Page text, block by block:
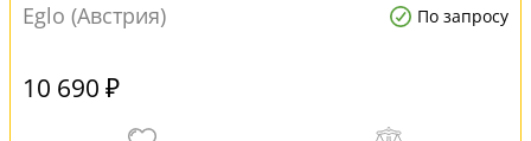
Eglo (Австрия) По запросу
10 690 ₽